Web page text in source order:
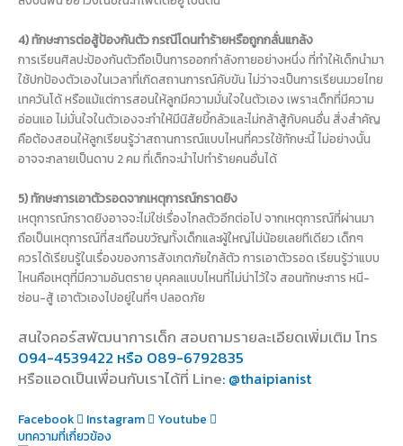
4) ทักษะการต่อสู้ป้องกันตัว กรณีโดนทำร้ายหรือถูกกลั่นแกล้ง
การเรียนศิลปะป้องกันตัวถือเป็นการออกกำลังกายอย่างหนึ่ง ที่ทำให้เด็กนำมา
ใช้ปกป้องตัวเองในเวลาที่เกิดสถานการณ์คับขัน ไม่ว่าจะเป็นการเรียนมวยไทย
เทควันโด้ หรือแม้แต่การสอนให้ลูกมีความมั่นใจในตัวเอง เพราะเด็กที่มีความ
อ่อนแอ ไม่มั่นใจในตัวเองจะทำให้มีนิสัยขี้กลัวและไม่กล้าสู้กับคนอื่น สิ่งสำคัญ
คือต้องสอนให้ลูกเรียนรู้ว่าสถานการณ์แบบไหนที่ควรใช้ทักษะนี้ ไม่อย่างนั้น
อาจจะกลายเป็นดาบ 2 คม ที่เด็กจะนำไปทำร้ายคนอื่นได้
5) ทักษะการเอาตัวรอดจากเหตุการณ์กราดยิง
เหตุการณ์กราดยิงอาจจะไม่ใช่เรื่องไกลตัวอีกต่อไป จากเหตุการณ์ที่ผ่านมา
ถือเป็นเหตุการณ์ที่สะเทือนขวัญทั้งเด็กและผู้ใหญ่ไม่น้อยเลยทีเดียว เด็กๆ
ควรได้เรียนรู้ในเรื่องของการสังเกตภัยใกล้ตัว การเอาตัวรอด เรียนรู้ว่าแบบ
ไหนคือเหตุที่มีความอันตราย บุคคลแบบไหนที่ไม่น่าไว้ใจ สอนทักษะการ หนี-
ซ่อน-สู้ เอาตัวเองไปอยู่ในที่ๆ ปลอดภัย
สนใจคอร์สพัฒนาการเด็ก สอบถามรายละเอียดเพิ่มเติม โทร
094-4539422 หรือ 089-6792835
หรือแอดเป็นเพื่อนกับเราได้ที่ Line: @thaipianist
Facebook Instagram
Youtube
บทความที่เกี่ยวข้อง